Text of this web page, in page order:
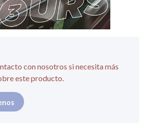
con nosotros si necesita más
este producto.